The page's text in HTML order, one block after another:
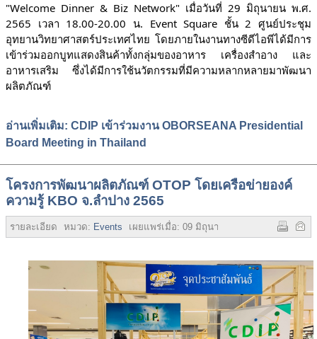
"Welcome Dinner & Biz Network" เมื่อวันที่ 29 มิถุนายน พ.ศ.
2565 เวลา 18.00-20.00 น. Event Square ชั้น 2 ศูนย์ประชุม
อุทยานวิทยาศาสตร์ประเทศไทย โดยภายในงานทางซีดีไอพีได้มีการ
เข้าร่วมออกบูทแสดงสินค้าทั้งกลุ่มของอาหาร เครื่องสำอาง และ
อาหารเสริม ซึ่งได้มีการใช้นวัตกรรมที่มีความหลากหลายมาพัฒนา
ผลิตภัณฑ์
อ่านเพิ่มเติม: CDIP เข้าร่วมงาน OBORSEANA Presidential
Board Meeting in Thailand
โครงการพัฒนาผลิตภัณฑ์ OTOP โดยเครือข่ายองค์
ความรู้ KBO จ.ลำปาง 2565
รายละเอียด หมวด: Events เผยแพร่เมื่อ: 09 มิถุนายน 2565 3733